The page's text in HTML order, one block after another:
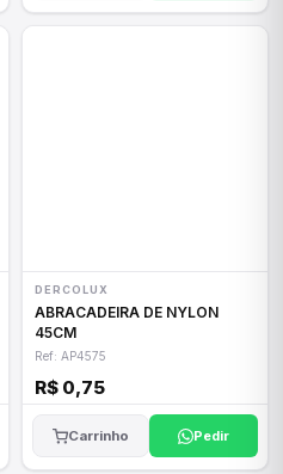
DERCOLUX
ABRACADEIRA DE NYLON
45CM
Ref: AP4575
R$ 0,75
Carrinho Pedir